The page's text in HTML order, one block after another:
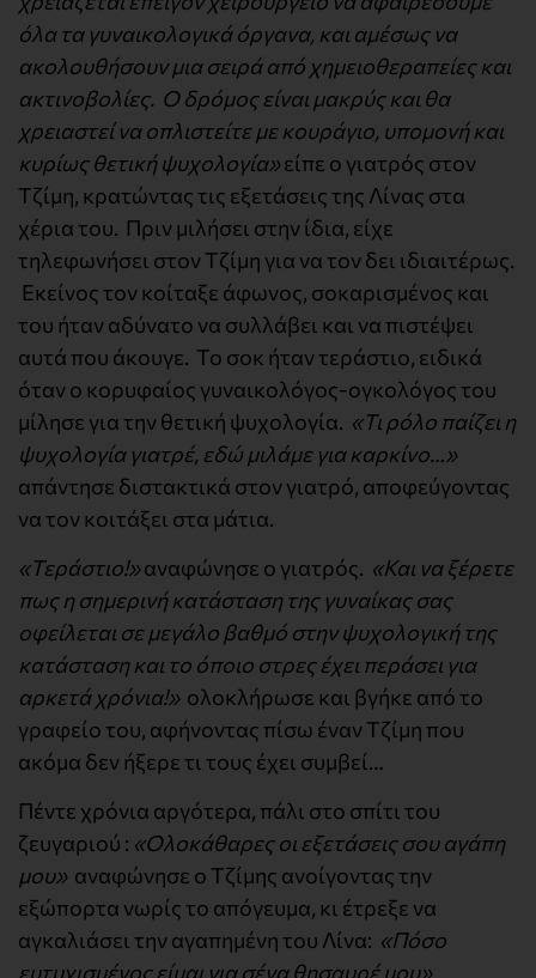
όλα τα γυναικολογικά όργανα, και αμέσως να
ακολουθήσουν μια σειρά από χημειοθεραπείες και
ακτινοβολίες. Ο δρόμος είναι μακρύς και θα
χρειαστεί να οπλιστείτε με κουράγιο, υπομονή και
κυρίως θετική ψυχολογία»είπε ο γιατρός στον
Τζίμη, κρατώντας τις εξετάσεις της Λίνας στα
χέρια του. Πριν μιλήσει στην ίδια, είχε
τηλεφωνήσει στον Τζίμη για να τον δει ιδιαιτέρως.
Εκείνος τον κοίταξε άφωνος, σοκαρισμένος και
του ήταν αδύνατο να συλλάβει και να πιστέψει
αυτά που άκουγε. Το σοκ ήταν τεράστιο, ειδικά
όταν ο κορυφαίος γυναικολόγος-ογκολόγος του
μίλησε για την θετική ψυχολογία. «Τι ρόλο παίζει η
ψυχολογία γιατρέ, εδώ μιλάμε για καρκίνο…»
απάντησε διστακτικά στον γιατρό, αποφεύγοντας
να τον κοιτάξει στα μάτια.
«Τεράστιο!»αναφώνησε ο γιατρός. «Και να ξέρετε
πως η σημερινή κατάσταση της γυναίκας σας
οφείλεται σε μεγάλο βαθμό στην ψυχολογική της
κατάσταση και το όποιο στρες έχει περάσει για
αρκετά χρόνια!» ολοκλήρωσε και βγήκε από το
γραφείο του, αφήνοντας πίσω έναν Τζίμη που
ακόμα δεν ήξερε τι τους έχει συμβεί…
Πέντε χρόνια αργότερα, πάλι στο σπίτι του
ζευγαριού : «Ολοκάθαρες οι εξετάσεις σου αγάπη
μου» αναφώνησε ο Τζίμης ανοίγοντας την
εξώπορτα νωρίς το απόγευμα, κι έτρεξε να
αγκαλιάσει την αγαπημένη του Λίνα: «Πόσο
ευτυχισμένος είμαι για σένα θησαυρέ μου»